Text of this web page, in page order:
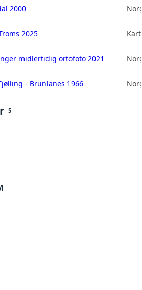
2000
2025
midlertidig ortofoto 2021
- Brunlanes 1966
5